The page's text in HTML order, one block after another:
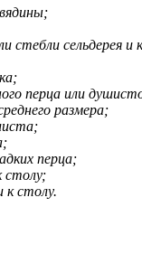
стебли сельдерея и
перца или
размера;
перца;
столу;
к столу.